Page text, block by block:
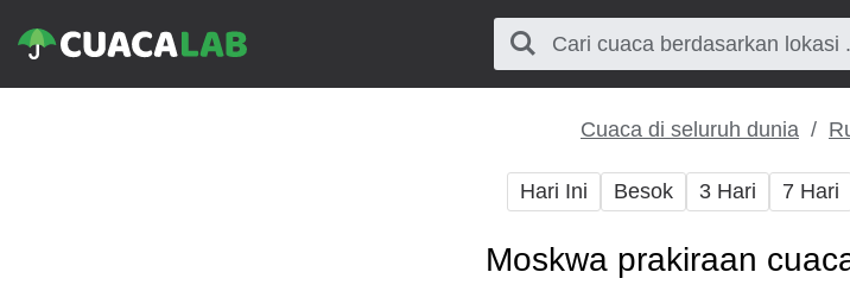
Cuaca di seluruh dunia
Hari Ini Besok 3 Hari 7 Hari
Moskwa prakiraan